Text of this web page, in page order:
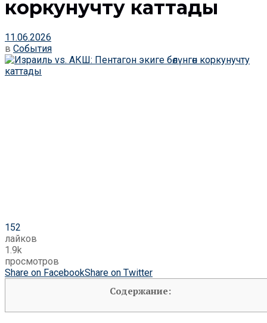
коркунучту каттады
11.06.2026
в События
152
лайков
1.9k
просмотров
Share on FacebookShare on Twitter
Содержание: